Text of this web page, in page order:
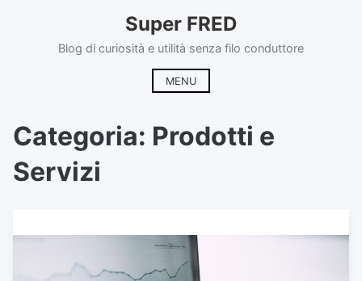
Super FRED
Blog di curiosità e utilità senza filo conduttore
MENU
Categoria: Prodotti e
Servizi